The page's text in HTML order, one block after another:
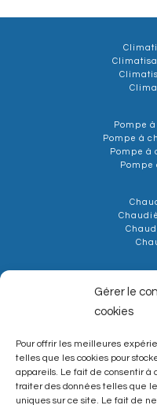
Gérer le
cookies
Pour offrir les meilleures
telles que les cookies pour
appareils. Le fait de consentir à
traiter des données telles que
uniques sur ce site. Le fait de
Pompe
Pompe à
Pompe à
Pompe